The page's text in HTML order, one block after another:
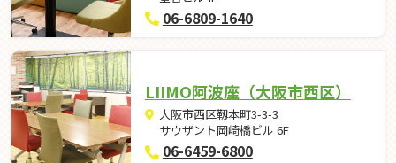
06-6809-1640
LIIMO阿波座（大阪市西区）
大阪市西区靱本町3-3-3
サウザント岡崎橋ビル 6F
06-6459-6800